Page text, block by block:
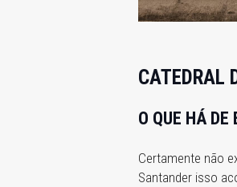
CATEDRAL
O QUE HÁ
Certamente não
Santander isso